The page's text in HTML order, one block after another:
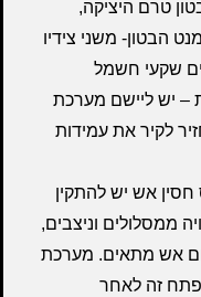
טרם היציקה,
הבטון- משני צידיו
שקעי חשמל
– יש ליישם מערכת
לקיר את עמידות
אש יש להתקין
ממסלולים וניצבים,
אש מתאים. מערכת
פתח זה לאחר